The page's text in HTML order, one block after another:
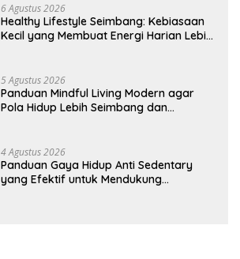
6 Agustus 2026
Healthy Lifestyle Seimbang: Kebiasaan
Kecil yang Membuat Energi Harian Lebih
5 Agustus 2026
Panduan Mindful Living Modern agar
Pola Hidup Lebih Seimbang dan
4 Agustus 2026
Panduan Gaya Hidup Anti Sedentary
yang Efektif untuk Mendukung